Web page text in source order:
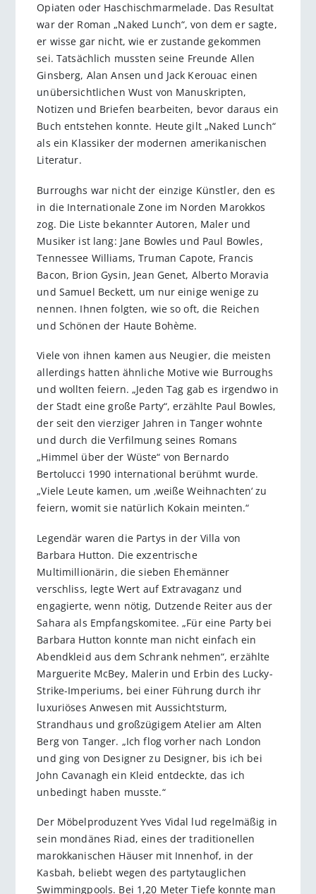
Opiaten oder Haschischmarmelade. Das Resultat
war der Roman „Naked Lunch“, von dem er sagte,
er wisse gar nicht, wie er zustande gekommen
sei. Tatsächlich mussten seine Freunde Allen
Ginsberg, Alan Ansen und Jack Kerouac einen
unübersichtlichen Wust von Manuskripten,
Notizen und Briefen bearbeiten, bevor daraus ein
Buch entstehen konnte. Heute gilt „Naked Lunch“
als ein Klassiker der modernen amerikanischen
Literatur.
Burroughs war nicht der einzige Künstler, den es
in die Internationale Zone im Norden Marokkos
zog. Die Liste bekannter Autoren, Maler und
Musiker ist lang: Jane Bowles und Paul Bowles,
Tennessee Williams, Truman Capote, Francis
Bacon, Brion Gysin, Jean Genet, Alberto Moravia
und Samuel Beckett, um nur einige wenige zu
nennen. Ihnen folgten, wie so oft, die Reichen
und Schönen der Haute Bohème.
Viele von ihnen kamen aus Neugier, die meisten
allerdings hatten ähnliche Motive wie Burroughs
und wollten feiern. „Jeden Tag gab es irgendwo in
der Stadt eine große Party“, erzählte Paul Bowles,
der seit den vierziger Jahren in Tanger wohnte
und durch die Verfilmung seines Romans
„Himmel über der Wüste“ von Bernardo
Bertolucci 1990 international berühmt wurde.
„Viele Leute kamen, um ‚weiße Weihnachten‘ zu
feiern, womit sie natürlich Kokain meinten.“
Legendär waren die Partys in der Villa von
Barbara Hutton. Die exzentrische
Multimillionärin, die sieben Ehemänner
verschliss, legte Wert auf Extravaganz und
engagierte, wenn nötig, Dutzende Reiter aus der
Sahara als Empfangskomitee. „Für eine Party bei
Barbara Hutton konnte man nicht einfach ein
Abendkleid aus dem Schrank nehmen“, erzählte
Marguerite McBey, Malerin und Erbin des Lucky-
Strike-Imperiums, bei einer Führung durch ihr
luxuriöses Anwesen mit Aussichtsturm,
Strandhaus und großzügigem Atelier am Alten
Berg von Tanger. „Ich flog vorher nach London
und ging von Designer zu Designer, bis ich bei
John Cavanagh ein Kleid entdeckte, das ich
unbedingt haben musste.“
Der Möbelproduzent Yves Vidal lud regelmäßig in
sein mondänes Riad, eines der traditionellen
marokkanischen Häuser mit Innenhof, in der
Kasbah, beliebt wegen des partytauglichen
Swimmingpools. Bei 1,20 Meter Tiefe konnte man